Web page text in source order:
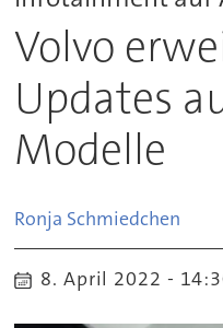
Volvo
Updates
Modelle
Ronja Schmiedchen
8. April 2022 -